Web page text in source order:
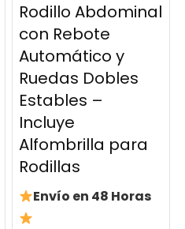
Rodillo Abdominal
con Rebote
Automático y
Ruedas Dobles
Estables –
Incluye
Alfombrilla para
Rodillas
Envío en 48 Horas